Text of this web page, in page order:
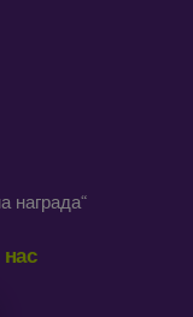
награда“